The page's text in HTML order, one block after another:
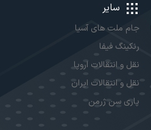
سایر
جام ملت های آسیا
رنکینگ فیفا
نقل و انتقالات اروپا
نقل و انتقالات ایران
پاری سن ژرمن